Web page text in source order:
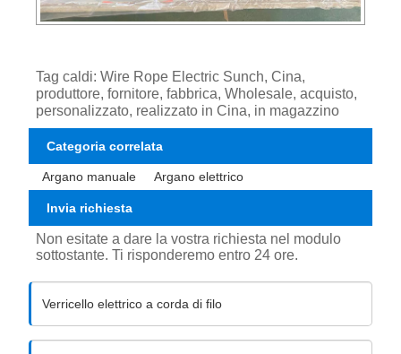
Tag caldi: Wire Rope Electric Sunch, Cina,
produttore, fornitore, fabbrica, Wholesale, acquisto,
personalizzato, realizzato in Cina, in magazzino
Categoria correlata
Argano manuale Argano elettrico
Invia richiesta
Non esitate a dare la vostra richiesta nel modulo
sottostante. Ti risponderemo entro 24 ore.